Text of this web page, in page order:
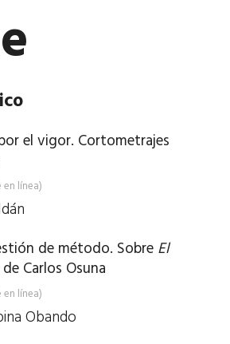
el vigor. Cortometrajes
línea)
de método. Sobre El
Carlos Osuna
línea)
Obando